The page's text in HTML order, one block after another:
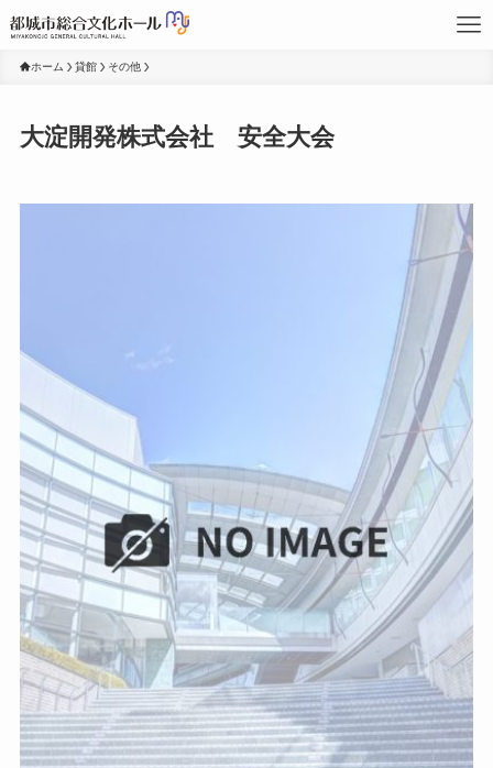
ホーム 貸館 その他
大淀開発株式会社 安全大会